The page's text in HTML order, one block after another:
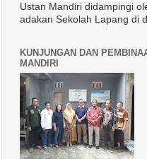
Ustan Mandiri didampingi
adakan Sekolah Lapang di
KUNJUNGAN DAN
MANDIRI